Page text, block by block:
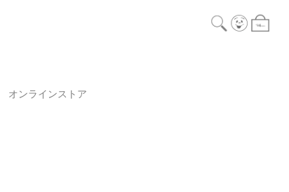
オンラインストア